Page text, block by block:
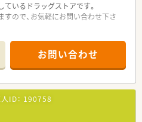
いるドラッグストアです。
ので、お気軽にお問い合わせ下さ
お問い合わせ
ID： 190758